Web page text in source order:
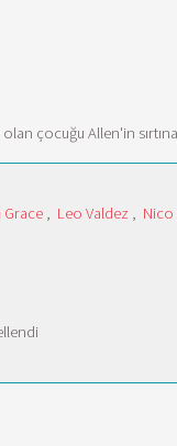
çocuğu Allen'in
, Leo Valdez , Nico